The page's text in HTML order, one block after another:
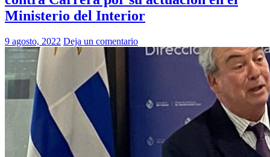
Ministerio del Interior
9 agosto, 2022 Deja un comentario